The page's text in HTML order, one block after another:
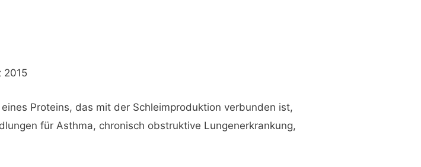
2015
Proteins, das mit der Schleimproduktion verbunden ist,
für Asthma, chronisch obstruktive Lungenerkrankung,